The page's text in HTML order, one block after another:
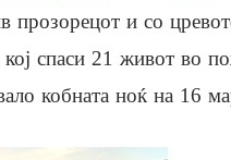
прозорецот и со
спаси 21 живот во
кобната ноќ на 16